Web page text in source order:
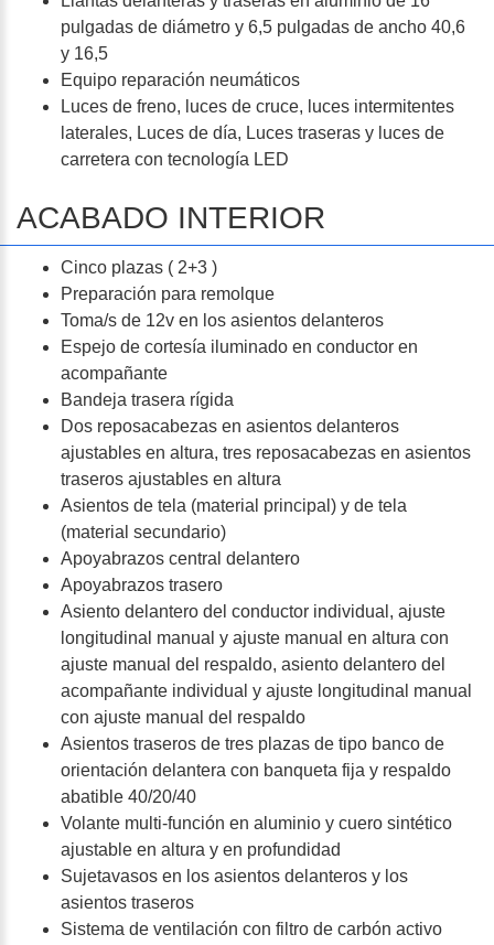
pulgadas de diámetro y 6,5 pulgadas de ancho 40,6
y 16,5
Equipo reparación neumáticos
Luces de freno, luces de cruce, luces intermitentes
laterales, Luces de día, Luces traseras y luces de
carretera con tecnología LED
ACABADO INTERIOR
Cinco plazas ( 2+3 )
Preparación para remolque
Toma/s de 12v en los asientos delanteros
Espejo de cortesía iluminado en conductor en
acompañante
Bandeja trasera rígida
Dos reposacabezas en asientos delanteros
ajustables en altura, tres reposacabezas en asientos
traseros ajustables en altura
Asientos de tela (material principal) y de tela
(material secundario)
Apoyabrazos central delantero
Apoyabrazos trasero
Asiento delantero del conductor individual, ajuste
longitudinal manual y ajuste manual en altura con
ajuste manual del respaldo, asiento delantero del
acompañante individual y ajuste longitudinal manual
con ajuste manual del respaldo
Asientos traseros de tres plazas de tipo banco de
orientación delantera con banqueta fija y respaldo
abatible 40/20/40
Volante multi-función en aluminio y cuero sintético
ajustable en altura y en profundidad
Sujetavasos en los asientos delanteros y los
asientos traseros
Sistema de ventilación con filtro de carbón activo